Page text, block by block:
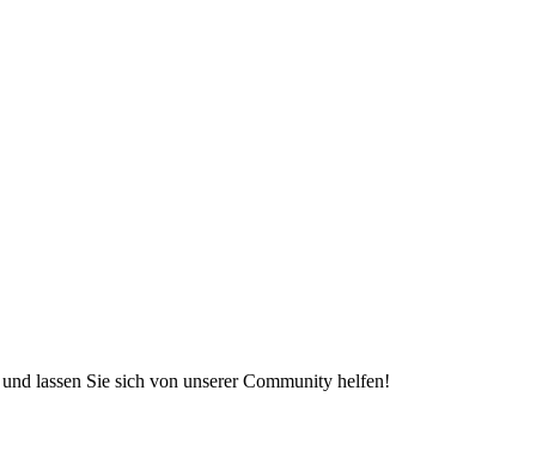
lassen Sie sich von unserer Community helfen!